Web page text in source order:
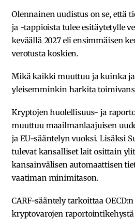
Olennainen uudistus on se, että
ja -tappioista tulee esitäytetylle
keväällä 2027 eli ensimmäisen
verotusta koskien.
Mikä kaikki muuttuu ja kuinka
yleisemminkin harkita
Kryptojen huolellisuus- ja
muuttuu maailmanlaajuisen
ja EU-sääntelyn vuoksi. Lisäksi
tulevat kansalliset lait osittain
kansainvälisen automaattisen
vaatiman minimitason.
CARF-sääntely tarkoittaa
kryptovarojen raportointikehystä